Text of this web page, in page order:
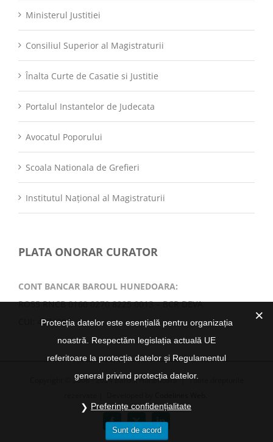
Ministerul Justitiei
Consiliul Superior al Magistraturii
Înalta Curte de Casatie si Justitie
Portalul Instantelor de Judecata
Avocatul Poporului
Scoala Nationala de Grefieri
Institutul Național al Magistraturii
PLATA ONORAR CURATOR
CONT BANCAR BAROUL HUNEDOARA:
RO55 RNCB 0160 0270 8225 0013 – BCR DEVA
CUI: 4374300
Copyright © 2008 - 2024 Baroul Hunedoara | Toate drepturile
Facebook
X LinkedIn
Protecția datelor este esențială pentru organizația
noastră. Respectăm legislația actuală UE
referitoare la protecția datelor și Regulamentul
general privind protecția datelor.
Preferințe confidențialitate
Sunt de acord